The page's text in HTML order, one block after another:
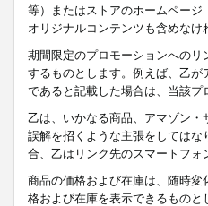
等）またはストアのホームペー
オリジナルコンテンツも含めなけ
期間限定のプロモーションへの
するものとします。例えば、乙
であると記載した場合は、当該
乙は、いかなる商品、アマゾン
誤解を招くような主張をしては
合、乙はリンク先のスマートフ
商品の価格および在庫は、随時
格および在庫を表示できるもの